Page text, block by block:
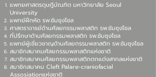
แพทยศาสตรดุษฎีบัณฑิต มหาวิทยาลัย Seoul
University
แพทย์ฝึกหัด รพ.ซัมซุงโซล
ศาสตราจารย์ด้านศัลยกรรมพลาสติก รพ.ซัมซุงโซล
ที่ปรึกษาด้านศัลยกรรมพลาสติก รพ.ซัมซุงโซล
แพทย์ผู้เชี่ยวชาญด้านศัลยกรรมพลาสติก รพ.ซัมซุงโซล
สมาชิกสมาคมศัลยกรรมพลาสติกแห่งชาติ
สมาชิกสมาคมศัลยกรรมพลาสติกตกแต่งสากลแห่งชาติ
สมาชิกสมาคม Cleft Palare-craniofacial
Assosiationแห่งชาติ